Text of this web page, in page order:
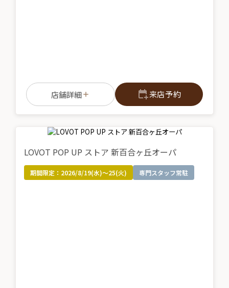
店舗詳細 来店予約
LOVOT POP UP ストア 新百合ヶ丘オーパ
期間限定： 2026/8/19(水)〜25(火) 専門スタッフ常駐